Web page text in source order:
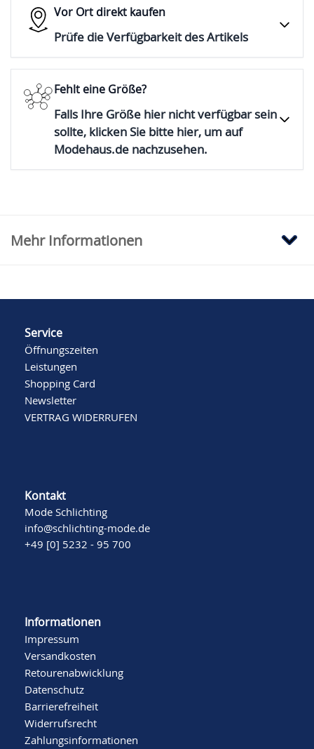
Vor Ort direkt kaufen
Prüfe die Verfügbarkeit des Artikels
Fehlt eine Größe?
Falls Ihre Größe hier nicht verfügbar sein
sollte, klicken Sie bitte hier, um auf
Modehaus.de nachzusehen.
Mehr Informationen
Service
Öffnungszeiten
Leistungen
Shopping Card
Newsletter
VERTRAG WIDERRUFEN
Kontakt
Mode Schlichting
info@schlichting-mode.de
+49 [0] 5232 - 95 700
Informationen
Impressum
Versandkosten
Retourenabwicklung
Datenschutz
Barrierefreiheit
Widerrufsrecht
Zahlungsinformationen